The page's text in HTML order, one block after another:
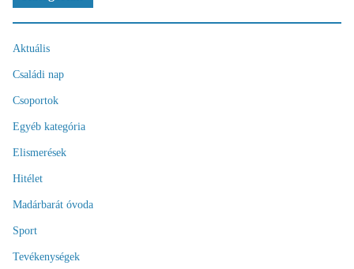
Aktuális
Családi nap
Csoportok
Egyéb kategória
Elismerések
Hitélet
Madárbarát óvoda
Sport
Tevékenységek